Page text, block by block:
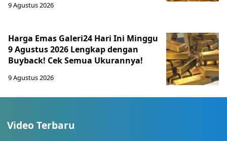
9 Agustus 2026
Harga Emas Galeri24 Hari Ini Minggu
9 Agustus 2026 Lengkap dengan
Buyback! Cek Semua Ukurannya!
9 Agustus 2026
Video Terbaru